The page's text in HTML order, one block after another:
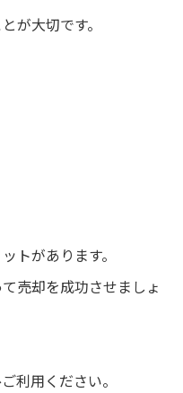
が大切です。
トがあります。
売却を成功させましょ
利用ください。